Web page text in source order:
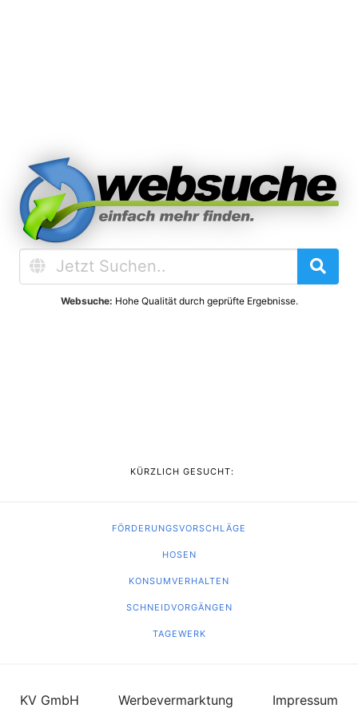
Websuche: Hohe Qualität durch geprüfte Ergebnisse.
KÜRZLICH GESUCHT:
FÖRDERUNGSVORSCHLÄGE
HOSEN
KONSUMVERHALTEN
SCHNEIDVORGÄNGEN
TAGEWERK
KV GmbH Werbevermarktung Impressum